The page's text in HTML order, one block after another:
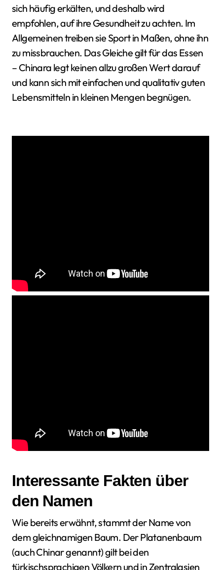
sich häufig erkälten, und deshalb wird
empfohlen, auf ihre Gesundheit zu achten. Im
Allgemeinen treiben sie Sport in Maßen, ohne ihn
zu missbrauchen. Das Gleiche gilt für das Essen
– Chinara legt keinen allzu großen Wert darauf
und kann sich mit einfachen und qualitativ guten
Lebensmitteln in kleinen Mengen begnügen.
Interessante Fakten über
den Namen
Wie bereits erwähnt, stammt der Name von
dem gleichnamigen Baum. Der Platanenbaum
(auch Chinar genannt) gilt bei den
türkischsprachigen Völkern und in Zentralasien